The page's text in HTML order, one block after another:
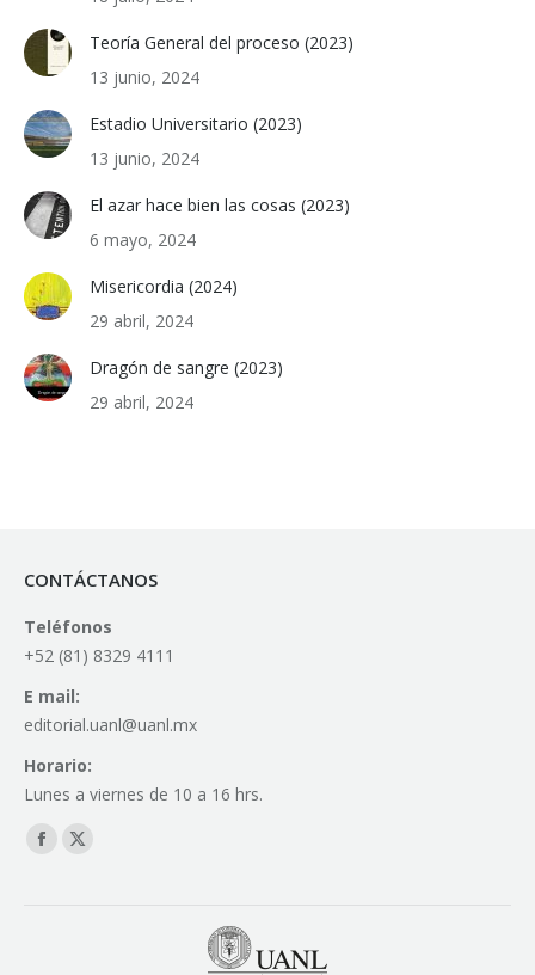
Teoría General del proceso (2023)
13 junio, 2024
Estadio Universitario (2023)
13 junio, 2024
El azar hace bien las cosas (2023)
6 mayo, 2024
Misericordia (2024)
29 abril, 2024
Dragón de sangre (2023)
29 abril, 2024
CONTÁCTANOS
Teléfonos
+52 (81) 8329 4111
E mail:
editorial.uanl@uanl.mx
Horario:
Lunes a viernes de 10 a 16 hrs.
Find us on:
Facebook
X